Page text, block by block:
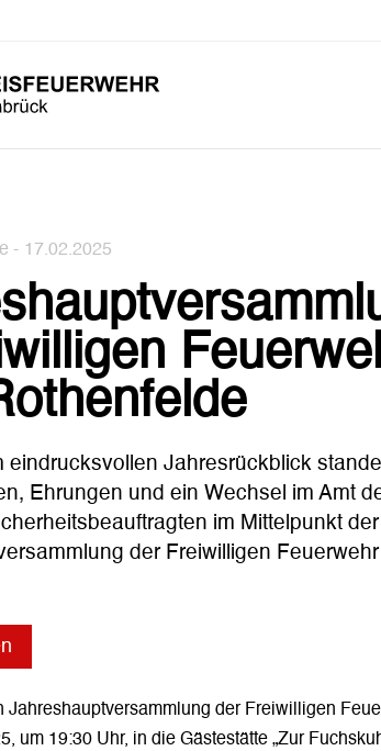
- 17.02.2025
eindrucksvollen Jahresrückblick
Ehrungen und ein Wechsel im Amt
im Mittelpunkt der
der Freiwilligen Feuerwehr
Jahreshauptversammlung der Freiwilligen
um 19:30 Uhr, in die Gästestätte „Zur